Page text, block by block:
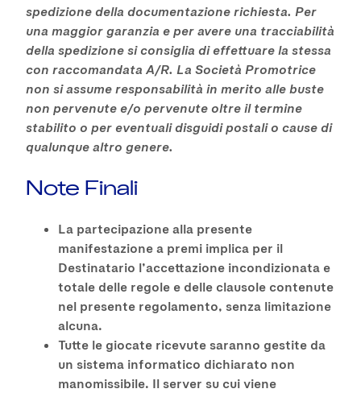
spedizione della documentazione richiesta. Per
una maggior garanzia e per avere una tracciabilità
della spedizione si consiglia di effettuare la stessa
con raccomandata A/R. La Società Promotrice
non si assume responsabilità in merito alle buste
non pervenute e/o pervenute oltre il termine
stabilito o per eventuali disguidi postali o cause di
qualunque altro genere.
Note Finali
La partecipazione alla presente
manifestazione a premi implica per il
Destinatario l’accettazione incondizionata e
totale delle regole e delle clausole contenute
nel presente regolamento, senza limitazione
alcuna.
Tutte le giocate ricevute saranno gestite da
un sistema informatico dichiarato non
manomissibile. Il server su cui viene